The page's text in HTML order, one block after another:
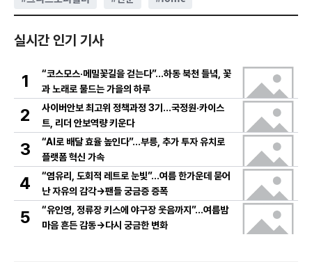
실시간 인기 기사
1
“코스모스·메밀꽃길을 걷는다”…하동 북천 들녘, 꽃
과 노래로 물드는 가을의 하루
2
사이버안보 최고위 정책과정 3기…국정원·카이스
트, 리더 안보역량 키운다
3
“AI로 배달 효율 높인다”…부릉, 추가 투자 유치로
플랫폼 혁신 가속
4
“염유리, 도회적 레트로 눈빛”…여름 한가운데 묻어
난 자유의 감각→팬들 궁금증 증폭
5
“유인영, 정류장 키스에 야구장 웃음까지”…여름밤
마음 흔든 감동→다시 궁금한 변화